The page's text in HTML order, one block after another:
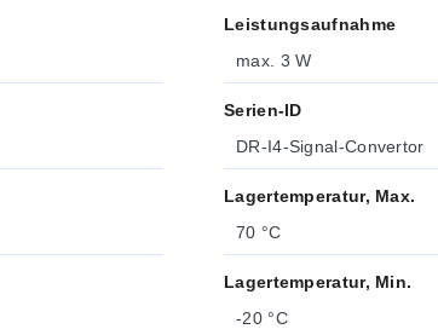
Leistungsaufnahme
max. 3 W
Serien-ID
DR-I4-Signal-Convertor
Lagertemperatur, Max.
70 °C
Lagertemperatur, Min.
-20 °C